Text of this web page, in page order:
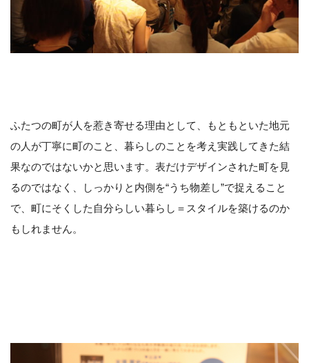
ふたつの町が人を惹き寄せる理由として、もともといた地元
の人が丁寧に町のこと、暮らしのことを考え実践してきた結
果なのではないかと思います。表だけデザインされた町を見
るのではなく、しっかりと内側を“うち物差し”で捉えること
で、町にそくした自分らしい暮らし＝スタイルを築けるのか
もしれません。